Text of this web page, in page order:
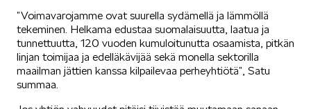
KAROQ
”Voimavarojamme ovat suurella sydämellä ja lämmöllä
tekeminen. Helkama edustaa suomalaisuutta, laatua ja
tunnettuutta, 120 vuoden kumuloitunutta osaamista, pitkän
linjan toimijaa ja edelläkävijää sekä monella sektorilla
maailman jättien kanssa kilpailevaa perheyhtiötä”, Satu
summaa.